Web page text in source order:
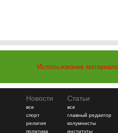
Использование
Новости
все
спорт
религия
политика
Статьи
все
главный редактор
колумнисты
институты